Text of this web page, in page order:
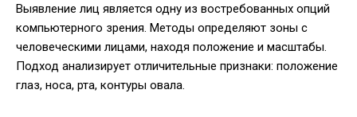
Выявление лиц является одну из востребованных опций
компьютерного зрения. Методы определяют зоны с
человеческими лицами, находя положение и масштабы.
Подход анализирует отличительные признаки: положение
глаз, носа, рта, контуры овала.